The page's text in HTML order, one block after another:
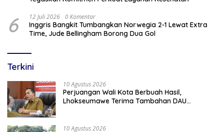
6 12 Juli 2026 0 Komentar
Inggris Bangkit Tumbangkan Norwegia 2-1 Lewat Extra
Time, Jude Bellingham Borong Dua Gol
Terkini
10 Agustus 2026
Perjuangan Wali Kota Berbuah Hasil,
Lhokseumawe Terima Tambahan DAU
10 Agustus 2026